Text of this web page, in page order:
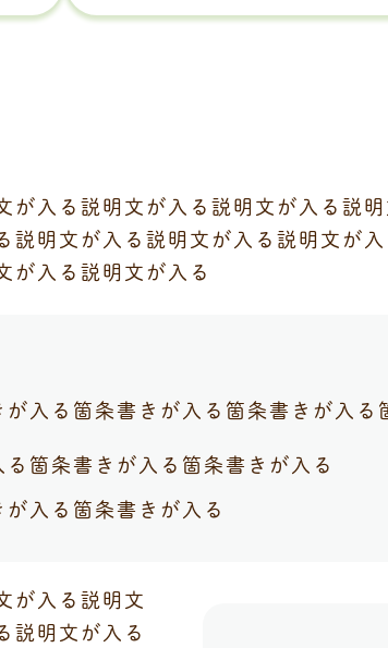
が入る説明文が入る説明文が入る説
説明文が入る説明文が入る説明文が
が入る説明文が入る
入る箇条書きが入る箇条書きが入る
箇条書きが入る箇条書きが入る
入る箇条書きが入る
が入る説明文
説明文が入る